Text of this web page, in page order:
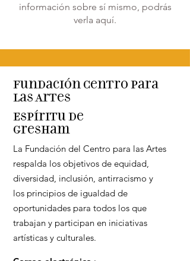
información sobre sí mismo, podrás
verla aquí.
Fundación Centro para
las Artes
Espíritu de
Gresham
La Fundación del Centro para las Artes
respalda los objetivos de equidad,
diversidad, inclusión, antirracismo y
los principios de igualdad de
oportunidades para todos los que
trabajan y participan en iniciativas
artísticas y culturales.